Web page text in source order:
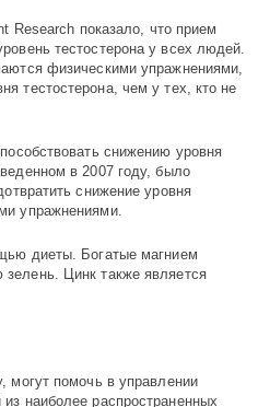
Research показало, что прием
тестостерона у всех людей.
физическими упражнениями,
тестостерона, чем у тех, кто не
снижению уровня
в 2007 году, было
снижение уровня
упражнениями.
диеты. Богатые магнием
Цинк также является
могут помочь в управлении
наиболее распространенных